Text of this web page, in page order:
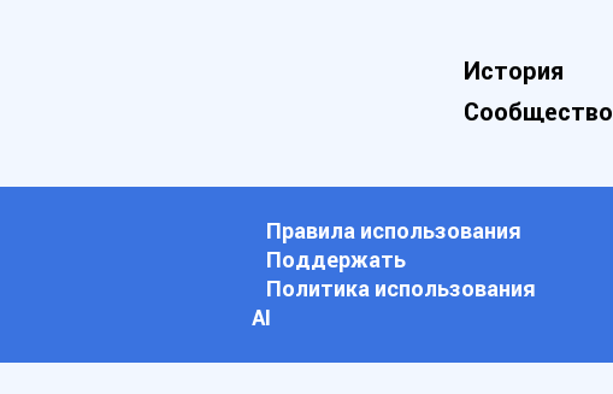
История
Сообщество
Правила использования
Поддержать
Политика использования
АI